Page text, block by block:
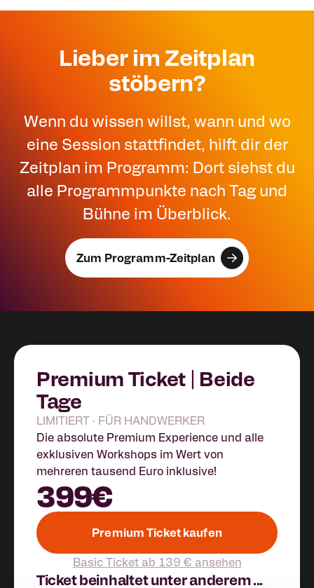
Lieber im Zeitplan
stöbern?
Wenn du wissen willst, wann und wo
eine Session stattfindet, hilft dir der
Zeitplan im Programm: Dort siehst du
alle Programmpunkte nach Tag und
Bühne im Überblick.
Zum Programm-Zeitplan
Premium Ticket | Beide
Tage
LIMITIERT · FÜR HANDWERKER
Die absolute Premium Experience und alle
exklusiven Workshops im Wert von
mehreren tausend Euro inklusive!
399€
Premium Ticket kaufen
Basic Ticket ab 139 € ansehen
Ticket beinhaltet unter anderem ...